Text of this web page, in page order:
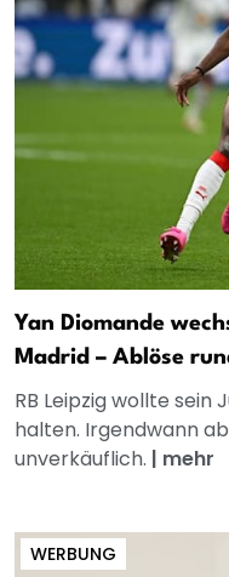
Yan Diomande
Madrid – Ablöse
RB Leipzig wollte
halten. Irgendwann
unverkäuflich. | mehr
WERBUNG